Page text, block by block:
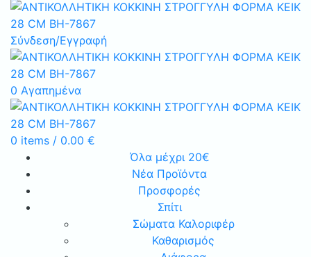
Σύνδεση/Εγγραφή
0 Αγαπημένα
0 items / 0.00 €
Όλα μέχρι 20€
Νέα Προϊόντα
Προσφορές
Σπίτι
Σώματα Καλοριφέρ
Καθαρισμός